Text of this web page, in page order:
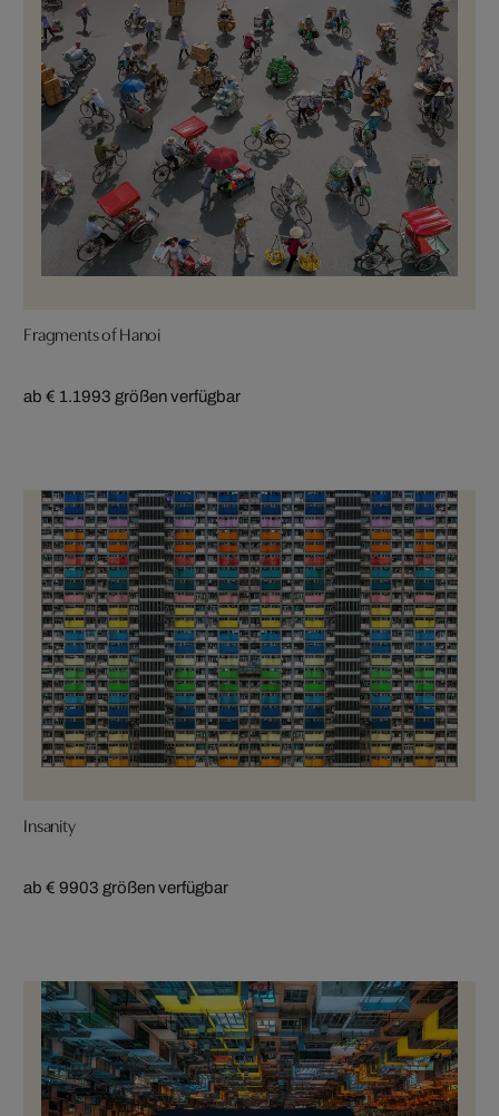
Fragments of Hanoi
ab € 1.1993 größen verfügbar
Insanity
ab € 9903 größen verfügbar